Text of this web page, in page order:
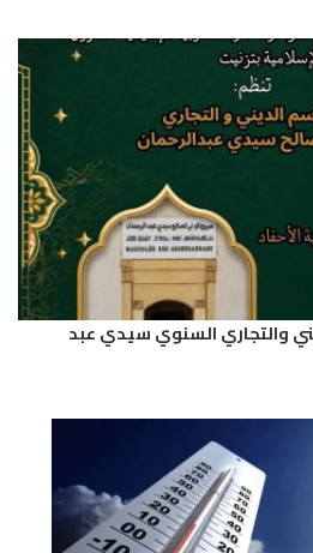
والتجاري السنوي سيدي عبد